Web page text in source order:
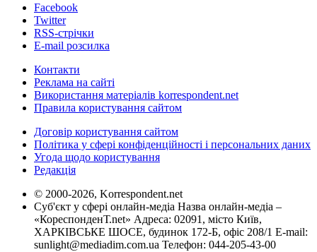
Facebook
Twitter
RSS-стрічки
E-mail розсилка
Контакти
Реклама на сайті
Використання матеріалів korrespondent.net
Правила користування сайтом
Договір користування сайтом
Політика у сфері конфіденційності і персональних даних
Угода щодо користування
Редакція
© 2000-2026, Korrespondent.net
Суб'єкт у сфері онлайн-медіа Назва онлайн-медіа –
«КореспонденТ.net» Адреса: 02091, місто Київ,
ХАРКІВСЬКЕ ШОСЕ, будинок 172-Б, офіс 208/1 E-mail:
sunlight@mediadim.com.ua Телефон: 044-205-43-00